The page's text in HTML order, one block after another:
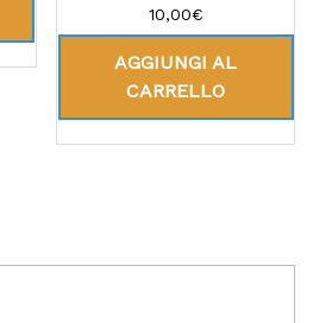
su 5
10,00€
AGGIUNGI AL
CARRELLO